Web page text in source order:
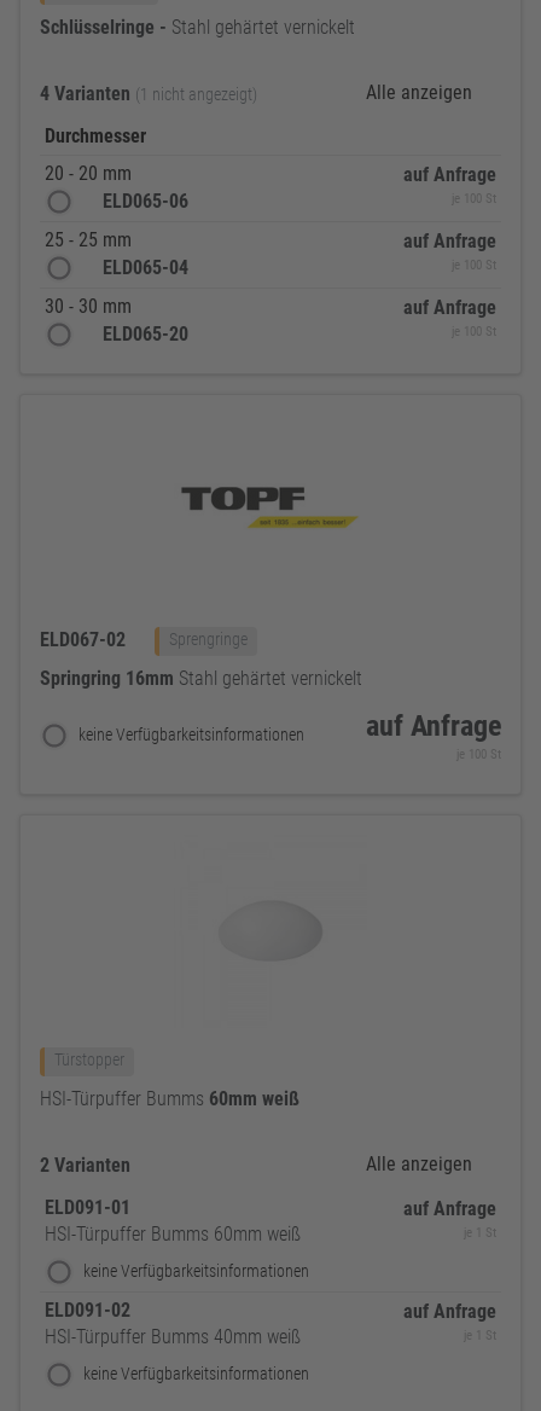
Schlüsselringe - Stahl gehärtet vernickelt
4 Varianten (1 nicht angezeigt)
Alle anzeigen
Durchmesser
20 - 20 mm
ELD065-06
auf Anfrage
je 100 St
25 - 25 mm
ELD065-04
auf Anfrage
je 100 St
30 - 30 mm
ELD065-20
auf Anfrage
je 100 St
ELD067-02 Sprengringe
Springring 16mm Stahl gehärtet vernickelt
keine Verfügbarkeitsinformationen auf Anfrage
je 100 St
Türstopper
HSI-Türpuffer Bumms 60mm weiß
2 Varianten
Alle anzeigen
ELD091-01
HSI-Türpuffer Bumms 60mm weiß
keine Verfügbarkeitsinformationen
auf Anfrage
je 1 St
ELD091-02
HSI-Türpuffer Bumms 40mm weiß
keine Verfügbarkeitsinformationen
auf Anfrage
je 1 St